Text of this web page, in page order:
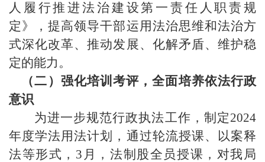
人履行推进法治建设第一责任人职责规
定》，提高领导干部运用法治思维和法治方
式深化改革、推动发展、化解矛盾、维护稳
定的能力。
（二） 强化培训考评，全面培养依法行政
意识
为进一步规范行政执法工作， 制定2024
年度学法用法计划，通过轮流授课、以案释
法等形式，3月，法制股全员授课，对我局